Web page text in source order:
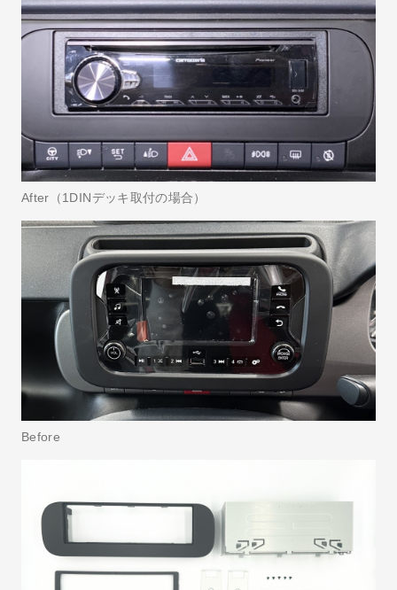
After（1DINデッキ取付の場合）
Before